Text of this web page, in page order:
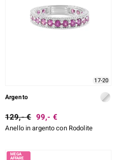
17-20
Argento
129,- € 99,- €
Anello in argento con Rodolite